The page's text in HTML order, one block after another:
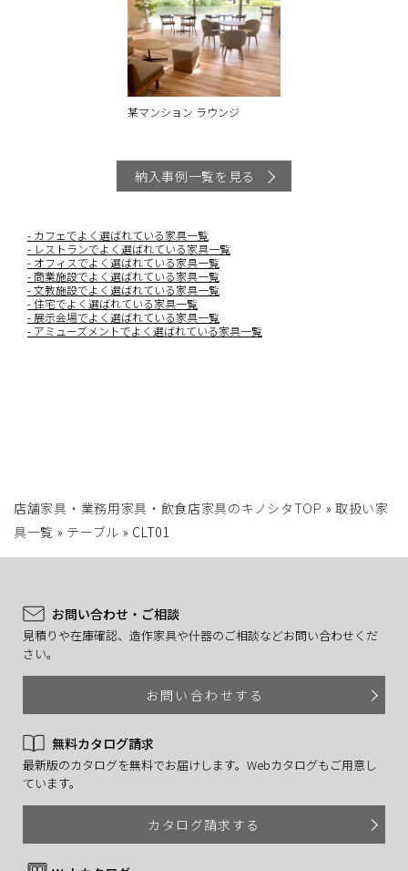
某マンション ラウンジ
納入事例一覧を見る
カフェでよく選ばれている家具一覧
レストランでよく選ばれている家具一覧
オフィスでよく選ばれている家具一覧
商業施設でよく選ばれている家具一覧
文教施設でよく選ばれている家具一覧
住宅でよく選ばれている家具一覧
展示会場でよく選ばれている家具一覧
アミューズメントでよく選ばれている家具一覧
店舗家具・業務用家具・飲食店家具のキノシタTOP » 取扱い家
具一覧 » テーブル » CLT01
お問い合わせ・ご相談
見積りや在庫確認、造作家具や什器のご相談などお問い合わせくだ
さい。
お問い合わせする
無料カタログ請求
最新版のカタログを無料でお届けします。Webカタログもご用意し
ています。
カタログ請求する